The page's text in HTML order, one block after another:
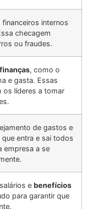
internos
checagem
ou fraudes.
finanças, como o
e gasta. Essas
os líderes a tomar
de gastos e
entra e sai todos
empresa a se
e benefícios
para garantir que